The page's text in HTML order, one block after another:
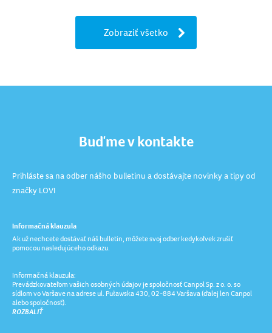
Zobraziť všetko
Buďme v kontakte
Prihláste sa na odber nášho bulletinu a dostávajte novinky a tipy od
značky LOVI
Informačná klauzula
Ak už nechcete dostávať náš bulletin, môžete svoj odber kedykoľvek zrušiť
pomocou nasledujúceho odkazu.
Informačná klauzula:
Prevádzkovateľom vašich osobných údajov je spoločnosť Canpol Sp. z o. o. so
sídlom vo Varšave na adrese ul. Puławska 430, 02-884 Varšava (ďalej len Canpol
alebo spoločnosť).
ROZBALIŤ